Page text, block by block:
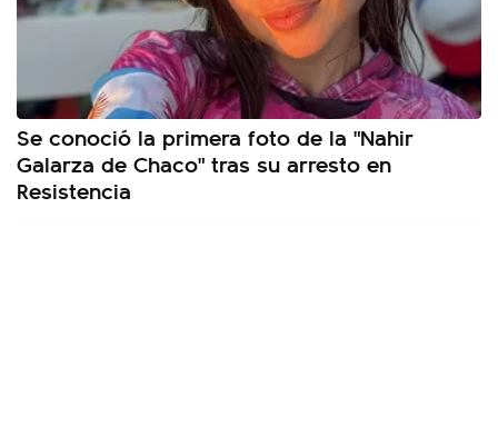
Se conoció la primera foto de la "Nahir
Galarza de Chaco" tras su arresto en
Resistencia